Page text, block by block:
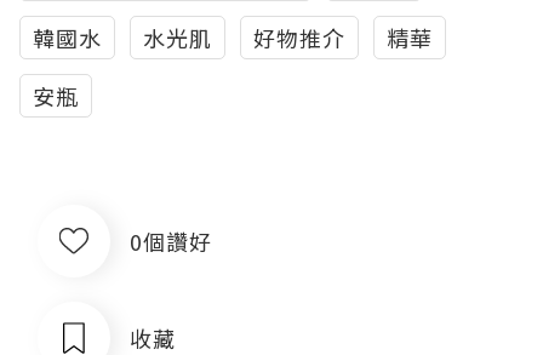
韓國水
水光肌 好物推介
精華
安瓶
0個讚好
收藏